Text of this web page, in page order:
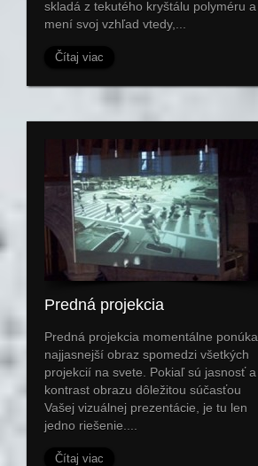
skladá z tekutého kryštálu polyméru a
mení svoj vzhľad vtedy,...
Čítaj viac
Predná projekcia
Predná projekcia momentálne ponúka
najjasnejší obraz spomedzi všetkých
projekcií na svete. Pokiaľ sú jasnosť a
kontrast obrazu dôležitou súčasťou
Vašej vizuálnej prezentácie, je tu len
jedno riešenie....
Čítaj viac